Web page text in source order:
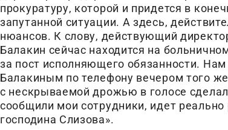
прокуратуру, которой и придется в
запутанной ситуации. А здесь,
нюансов. К слову, действующий
Балакин сейчас находится на
за пост исполняющего обязанности.
Балакиным по телефону вечером того
с нескрываемой дрожью в голосе
сообщили мои сотрудники, идет
господина Слизова».